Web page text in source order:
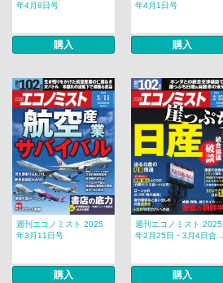
年4月8日号
購入
年4月1日号
購入
週刊エコノミスト 2025
年3月11日号
購入
週刊エコノミスト 2025
年2月25日・3月4日合...
購入